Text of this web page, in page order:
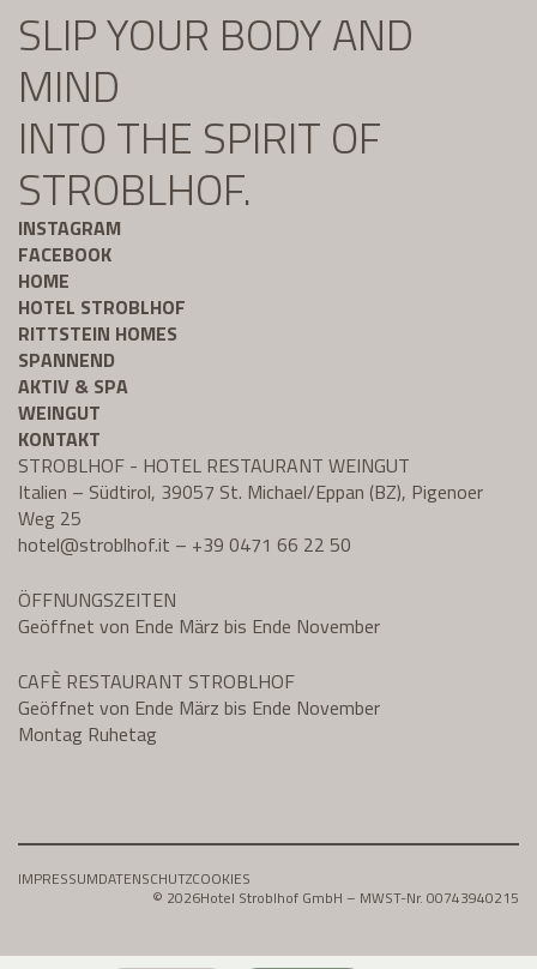
SLIP YOUR BODY AND
MIND
INTO THE SPIRIT OF
STROBLHOF.
INSTAGRAM
FACEBOOK
HOME
HOTEL STROBLHOF
RITTSTEIN HOMES
SPANNEND
AKTIV & SPA
WEINGUT
KONTAKT
STROBLHOF - HOTEL RESTAURANT WEINGUT
Italien – Südtirol, 39057 St. Michael/Eppan (BZ), Pigenoer
Weg 25
hotel@stroblhof.it – +39 0471 66 22 50
ÖFFNUNGSZEITEN
Geöffnet von Ende März bis Ende November
CAFÈ RESTAURANT STROBLHOF
Geöffnet von Ende März bis Ende November
Montag Ruhetag
IMPRESSUMDATENSCHUTZCOOKIES
© 2026Hotel Stroblhof GmbH – MWST-Nr. 00743940215